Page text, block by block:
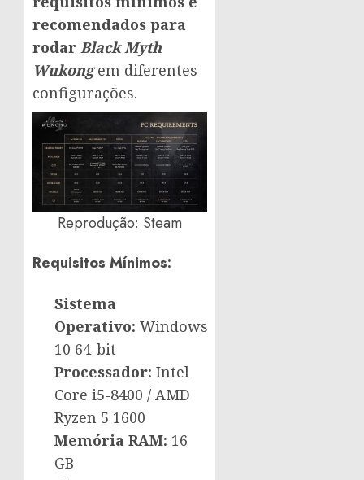
recomendados para
rodar Black Myth
Wukongem diferentes
configurações.
Reprodução: Steam
Requisitos Mínimos:
Sistema
Operativo: Windows
10 64-bit
Processador: Intel
Core i5-8400 / AMD
Ryzen 5 1600
Memória RAM: 16
GB